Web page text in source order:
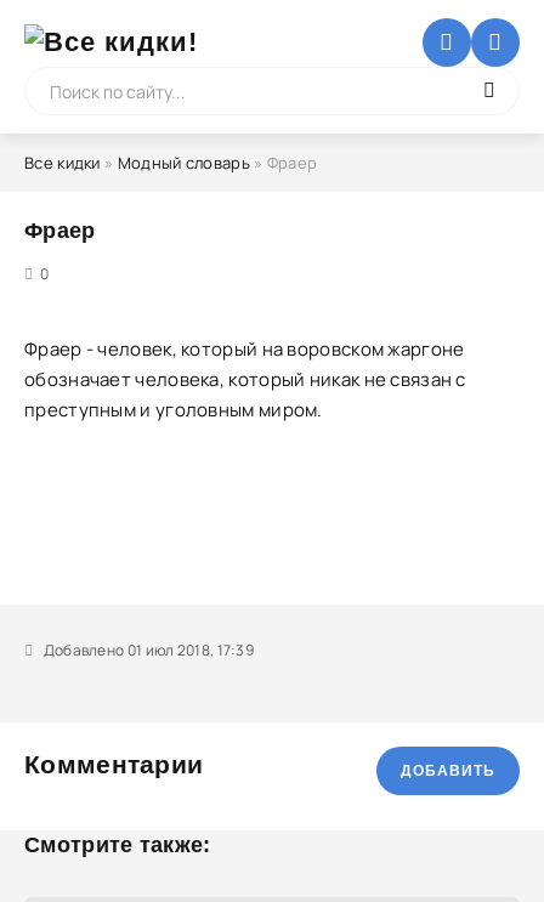
Все кидки » Модный словарь» Фраер
Фраер
0
Фраер - человек, который на воровском жаргоне
обозначает человека, который никак не связан с
преступным и уголовным миром.
Добавлено 01 июл 2018, 17:39
Комментарии ДОБАВИТЬ
Смотрите также: